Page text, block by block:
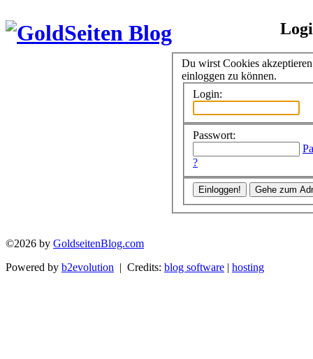
Du wirst Cookies
einloggen zu können.
Login:
Passwort:
?
©2026 by GoldseitenBlog.com
Powered by b2evolution | Credits: blog software | hosting